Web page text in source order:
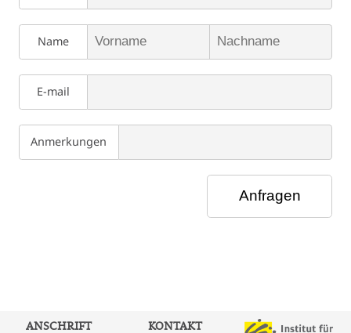
Name
E-mail
Anmerkungen
ANSCHRIFT KONTAKT